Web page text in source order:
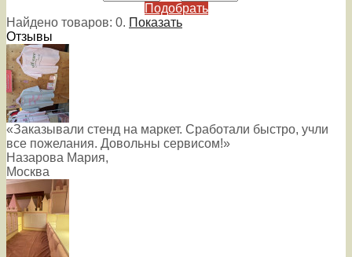
Подобрать
Найдено товаров: 0. Показать
Отзывы
«Заказывали стенд на маркет. Сработали быстро, учли
все пожелания. Довольны сервисом!»
Назарова Мария,
Москва